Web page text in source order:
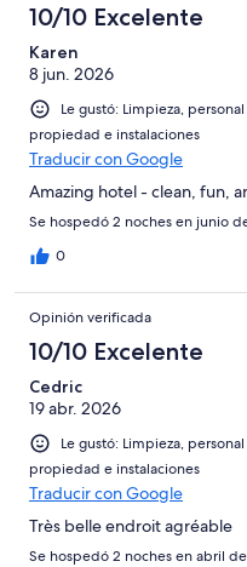
10/10 Excelente
Karen
8 jun. 2026
Le gustó: Limpieza,
propiedad e instalaciones
Traducir con Google
Amazing hotel - clean, fun,
Se hospedó 2 noches en junio
0
Opinión verificada
10/10 Excelente
Cedric
19 abr. 2026
Le gustó: Limpieza,
propiedad e instalaciones
Traducir con Google
Très belle endroit agréable
Se hospedó 2 noches en abril